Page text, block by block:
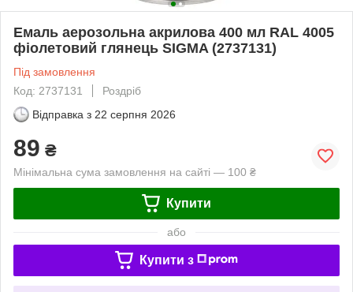
Емаль аерозольна акрилова 400 мл RAL 4005
фіолетовий глянець SIGMA (2737131)
Під замовлення
Код: 2737131
Роздріб
Відправка з 22 серпня 2026
89 ₴
Мінімальна сума замовлення на сайті — 100 ₴
Купити
або
Купити з